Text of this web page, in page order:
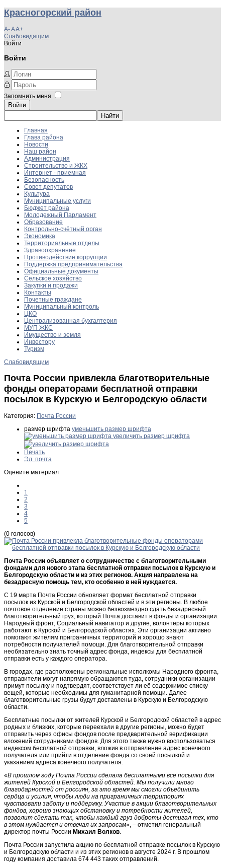
Красногорский район
A-AA+
Слабовидящим
Войти
Войти
Запомнить меня
Войти
Главная
Глава района
Новости
Наш район
Администрация
Строительство и ЖКХ
Интернет - приемная
Безопасность
Совет депутатов
Культура
Муниципальные услуги
Бюджет района
Молодежный Парламент
Образование
Контрольно-счётный орган
Экономика
Территориальные отделы
Здравоохранение
Противодействие коррупции
Поддержка предпринимательства
Официальные документы
Сельское хозяйство
Закупки и продажи
Контакты
Почетные граждане
Муниципальный контроль
ЦКО
Централизованная бухгалтерия
МУП ЖКС
Имущество и земля
Инвестору
Туризм
Слабовидящим
Почта России привлекла благотворительные
фонды операторами бесплатной отправки
посылок в Курскую и Белгородскую области
Категория: Почта России
размер шрифта уменьшить размер шрифта
увеличить размер шрифта
Печать
Эл. почта
Оцените материал
1
2
3
4
5
(0 голосов)
Почта России объявляет о сотрудничестве с благотворительными
фондами для нового этапа бесплатной отправки посылок в Курскую и
Белгородскую области и из этих регионов. Акция направлена на
безадресную помощь тем, кто особенно в ней нуждается.
С 19 марта Почта России обновляет формат бесплатной отправки
посылок из Курской и Белгородской областей и в эти регионы. В любое
почтовое отделение страны можно безвозмездно сдать безадресный
благотворительный груз, который Почта доставит в фонды и организации:
Народный фронт, Социальный навигатор и другие, волонтеры которых
работают в Курской и Белгородской областях. Эти организации активно
помогают жителям приграничных территорий и хорошо знают
потребности получателей помощи. Для благотворительной отправки
необязательно знать точный адрес фонда, индексы для бесплатной
отправки есть у каждого оператора.
В городах, где расположены региональные исполкомы Народного фронта,
отправители могут напрямую обращаются туда, сотрудники организации
примут посылку и подтвердят, соответствует ли её содержимое списку
вещей, которые необходимы для гуманитарной помощи. Далее
благотворительные грузы будут доставлены в Курскую и Белгородскую
области.
Бесплатные посылки от жителей Курской и Белгородской областей в адрес
родных и близких, которые переехали в другие регионы, можно будет
отправить через офисы фондов после предварительной верификации
вложений сотрудниками фондов. Для этого также нужно воспользоваться
индексом бесплатной отправки, вложив в отправление адрес конечного
получателя или прийти в отделение фонда со своей посылкой и
указанием адреса конечного получателя.
«В прошлом году Почта России сделала бесплатными все посылки для
жителей Курской и Белгородской областей. Мы получили много
благодарностей от россиян, за это время мы смогли объединить
сердца и усилия, чтобы люди на приграничных территориях
чувствовали заботу и поддержку. Участие в акции благотворительных
фондов, хорошо знающих обстановку и потребности жителей,
позволит сделать так, чтобы каждый груз доброты достигал тех, кто
в этом нуждается и отвечал их запросам», – отметил генеральный
директор почты России Михаил Волков.
Почта России запустила акцию по бесплатной отправке посылок в Курскую
и Белгородскую области и из этих регионов в августе 2024 г. В прошлом
году компания доставила 674 443 таких отправлений.